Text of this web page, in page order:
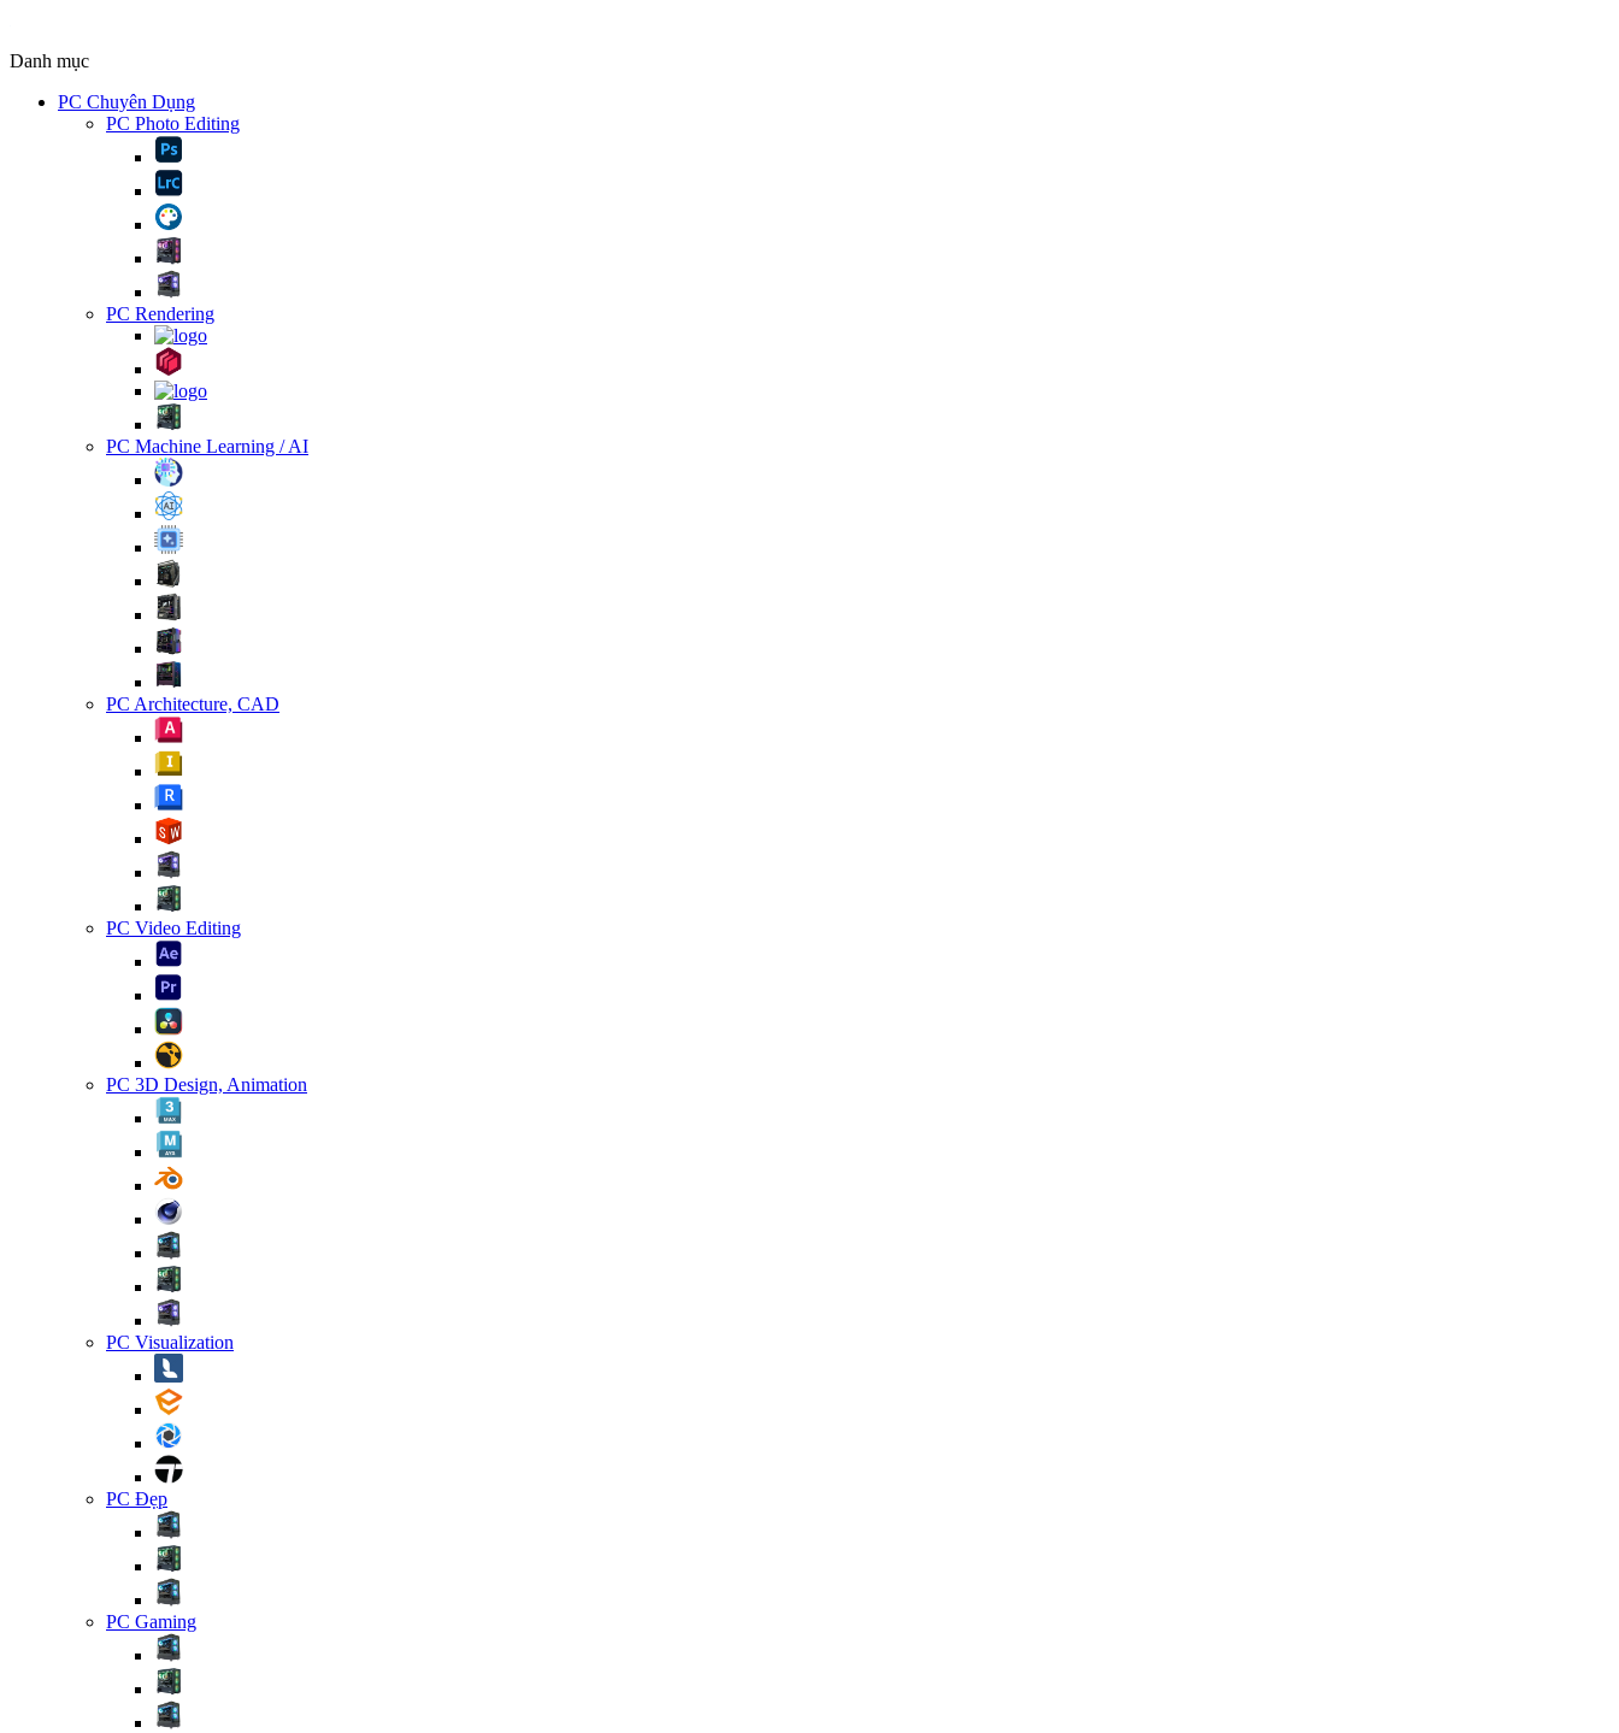
Danh mục
PC Chuyên Dụng
PC Photo Editing
PC Rendering
PC Machine Learning / AI
PC Architecture, CAD
PC Video Editing
PC 3D Design, Animation
PC Visualization
PC Đẹp
PC Gaming